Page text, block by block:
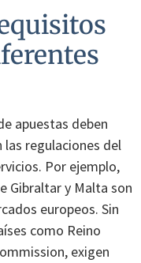
apuestas deben
las regulaciones del
Por ejemplo,
Gibraltar y Malta son
europeos. Sin
como Reino
exigen